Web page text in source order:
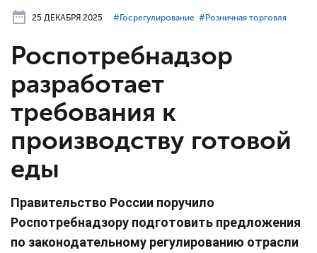
25 ДЕКАБРЯ 2025 #⁣Госрегулирование #⁣Розничная торговля
Роспотребнадзор
разработает
требования к
производству готовой
еды
Правительство России поручило
Роспотребнадзору подготовить предложения
по законодательному регулированию отрасли